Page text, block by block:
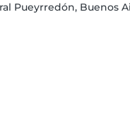
Pueyrredón, Buenos